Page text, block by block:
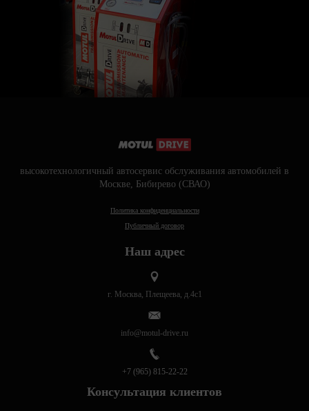
высокотехнологичный автосервис обслуживания автомобилей в
Москве, Бибирево (СВАО)
Политика конфиденциальности
Публичный договор
Наш адрес
г. Москва, Плещеева, д.4с1
info@motul-drive.ru
+7 (965) 815-22-22
Консультация клиентов